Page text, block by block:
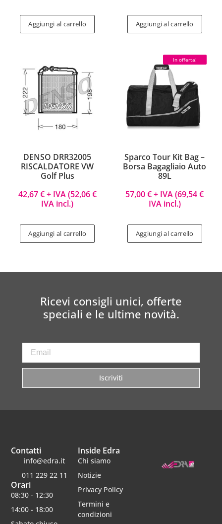
Aggiungi al carrello Aggiungi al carrello
DENSO DRR32005
RISCALDATORE VW
Golf Plus
42,67€+ IVA (52,06€
IVA incl.)
Aggiungi al carrello
In offerta!
Sparco Tour Kit Bag –
Borsa Bagagliaio Auto
89L
57,00€+ IVA (69,54€
IVA incl.)
Aggiungi al carrello
Ricevi consigli unici, offerte
speciali e le ultime novità.
Iscriviti
Inside Edra
Chi siamo
Notizie
Privacy Policy
Termini e
condizioni
Contatti
info@edra.it
011 229 22 11
Orari
08:30 - 12:30
14:00 - 18:00